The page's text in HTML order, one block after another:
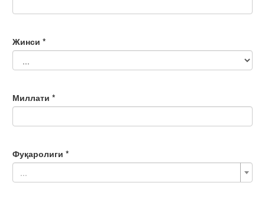
Жинси *
Миллати *
Фуқаролиги *
...